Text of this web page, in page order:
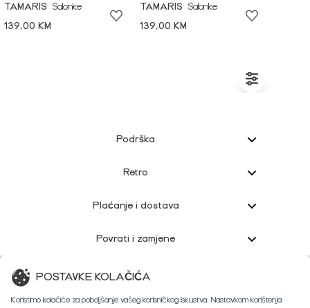
TAMARIS
Salonke
139,00 KM
TAMARIS
Salonke
139,00 KM
Podrška
Retro
Plaćanje i dostava
Povrati i zamjene
Korisnička podrška
POSTAVKE KOLAČIĆA
Koristimo kolačiće za poboljšanje vašeg korisničkog iskustva. Nastavkom korištenja